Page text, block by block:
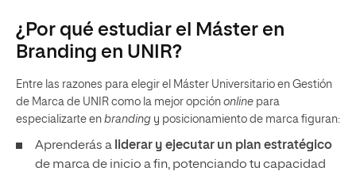
¿Por qué estudiar el Máster en
Branding en UNIR?
Entre las razones para elegir el Máster Universitario en Gestión
de Marca de UNIR como la mejor opción online para
especializarte en branding y posicionamiento de marca figuran:
Aprenderás a liderar y ejecutar un plan estratégico
de marca de inicio a fin, potenciando tu capacidad